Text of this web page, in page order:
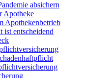
absichern
Apotheke
Apothekenbetrieb
ist entscheidend